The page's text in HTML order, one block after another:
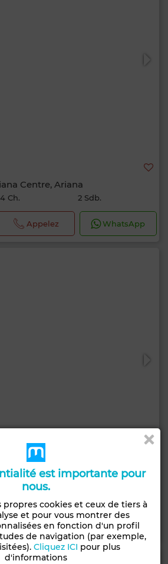
Centre, Ariana
4 Ch. 2 Sdb.
Appelez WhatsApp
Ariana
Appelez WhatsApp
est importante pour
nous.
propres cookies et ceux de tiers à
et pour vous montrer des
en fonction d'un profil
de navigation (par exemple,
Cliquez ICI pour plus
d'informations